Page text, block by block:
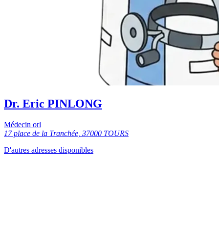
Dr. Eric PINLONG
Médecin orl
17 place de la Tranchée, 37000 TOURS
D'autres adresses disponibles